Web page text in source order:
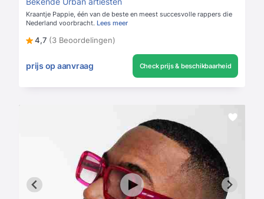
Kraantje Pappie, één van de beste en meest succesvolle rappers die
Nederland voorbracht. Lees meer
4,7 (3 Beoordelingen)
prijs op aanvraag Check prijs & beschikbaarheid